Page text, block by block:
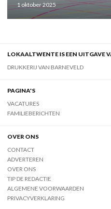
1 oktober 2025
LOKAALTWENTE IS EEN UITGAVE
DRUKKERIJ VAN BARNEVELD
PAGINA'S
VACATURES
FAMILIEBERICHTEN
OVER ONS
CONTACT
ADVERTEREN
OVER ONS
TIP DE REDACTIE
ALGEMENE VOORWAARDEN
PRIVACYVERKLARING